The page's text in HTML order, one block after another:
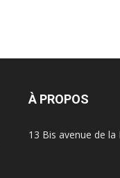
À PROPOS
13 Bis avenue de